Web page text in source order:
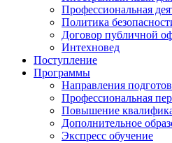
Профессиональная
Политика
Договор публичной
Интехновед
Поступление
Программы
Направления
Профессиональная
Повышение
Дополнительное
Экспресс обучение